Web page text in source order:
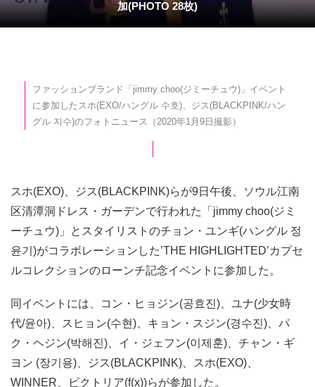
加(PHOTO 28枚)
ファッションブランド「jimmy choo(ジミーチュウ)」イベント
に参加したスホ(EXO/ハングル 수호)、ジス(BLACKPINK/ハン
グル 지수)のフォトニュース（2020年1月9日撮影）
スホ(EXO)、ジス(BLACKPINK)らが9日午後、ソウル江南
区清潭洞ドレス・ガーデンで行われた「jimmy choo(ジミ
ーチュウ)」とスタイリストのチョン・ユンギ(ハングル 정
윤기)がコラボレーションした’THE HIGHLIGHTED’カプセ
ルコレクションのローンチ記念イベントに参加した。
同イベントには、コン・ヒョジン(공효진)、ユナ(少女時
代/윤아)、スヒョン(수현)、キョン・スジン(경수진)、パ
ク・ヘジン(박해진)、イ・ジェフン(이제훈)、チャン・ギ
ヨン (장기용)、ジス(BLACKPINK)、スホ(EXO)、
WINNER、ビクトリア(f(x))らが参加した。